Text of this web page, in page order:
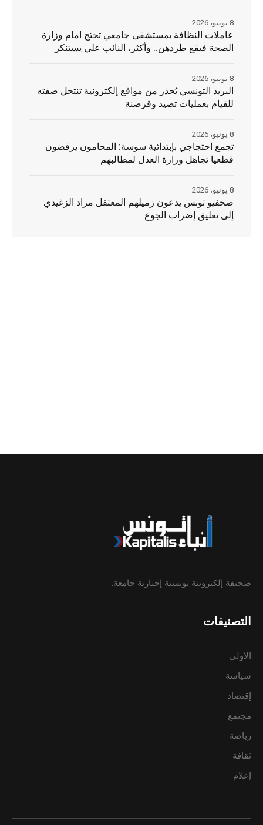
عاملات النظافة بمستشفى جامعي تحتج امام وزارة
الصحة فيقع طردهن.. وأكثر، النائب علي يستنكر
8 يونيو، 2026
البريد التونسي يُحذر من مواقع إلكترونية تنتحل صفته
للقيام بعمليات تصيد وقرصنة
8 يونيو، 2026
تجمع احتجاجي بإبتدائية سوسة: المحامون يرفضون
قطعيا تجاهل وزارة العدل لمطالبهم
8 يونيو، 2026
صحفيو تونس يدعون زميلهم المعتقل مراد الزغيدي
إلى تعليق إضراب الجوع
8 يونيو، 2026
صحيفة إلكترونية تونسية إخبارية جامعة.
التصنيفات
الأولى
سياسة
إقتصاد
مجتمع
رياضة
ثقافة
إعلام